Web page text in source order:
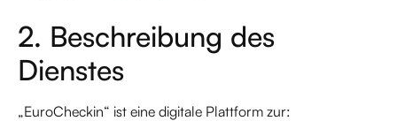
2. Beschreibung des
Dienstes
„EuroCheckin“ ist eine digitale Plattform zur: